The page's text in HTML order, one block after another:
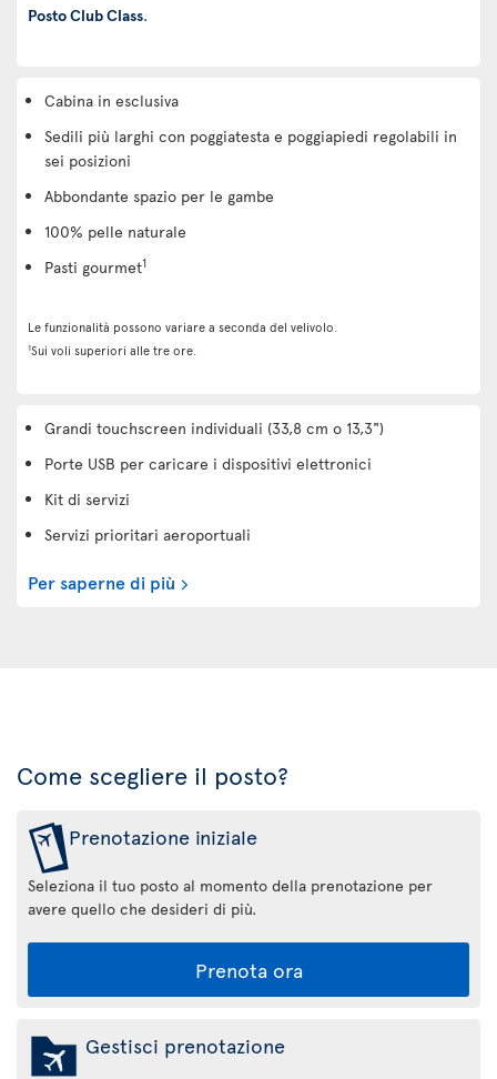
Posto Club Class.
Cabina in esclusiva
Sedili più larghi con poggiatesta e poggiapiedi regolabili in
sei posizioni
Abbondante spazio per le gambe
100% pelle naturale
Pasti gourmet1
Le funzionalità possono variare a seconda del velivolo.
1Sui voli superiori alle tre ore.
Grandi touchscreen individuali (33,8 cm o 13,3")
Porte USB per caricare i dispositivi elettronici
Kit di servizi
Servizi prioritari aeroportuali
Per saperne di più
Come scegliere il posto?
Prenotazione iniziale
Seleziona il tuo posto al momento della prenotazione per
avere quello che desideri di più.
Prenota ora
Gestisci prenotazione